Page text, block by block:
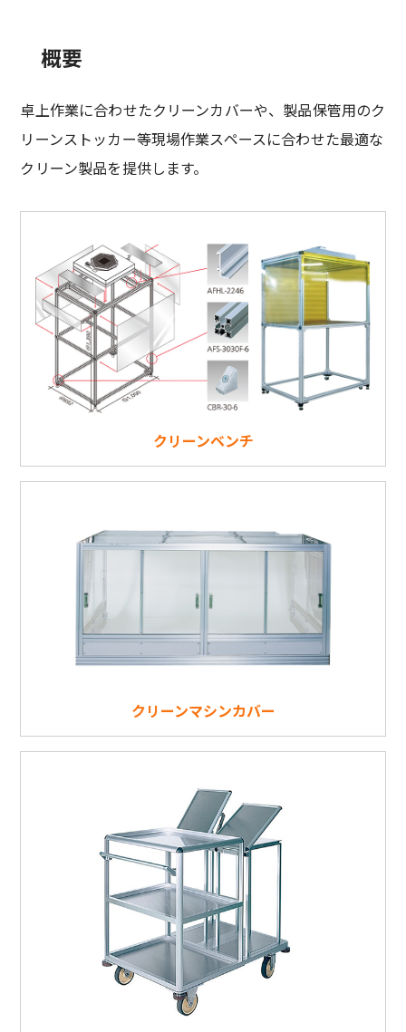
概要
卓上作業に合わせたクリーンカバーや、製品保管用のク
リーンストッカー等現場作業スペースに合わせた最適な
クリーン製品を提供します。
クリーンベンチ
クリーンマシンカバー